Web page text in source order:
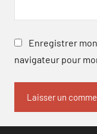
Enregistrer
navigateur pour